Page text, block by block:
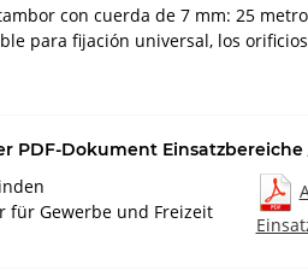
con cuerda de 7 mm: 25
para fijación universal, los
PDF-Dokument
für Gewerbe und Freizeit